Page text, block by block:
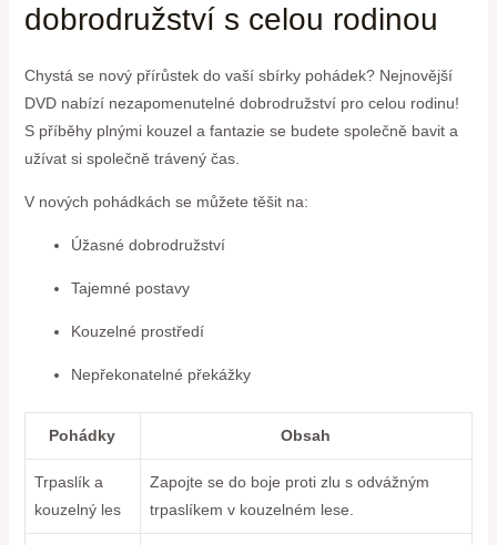
dobrodružství s celou rodinou
Chystá se nový přírůstek do vaší sbírky pohádek? Nejnovější
DVD nabízí nezapomenutelné dobrodružství pro celou rodinu!
S příběhy plnými kouzel a fantazie se budete společně bavit a
užívat si společně trávený čas.
V nových pohádkách se můžete těšit na:
Úžasné dobrodružství
Tajemné postavy
Kouzelné prostředí
Nepřekonatelné překážky
Pohádky Obsah
Trpaslík a
kouzelný les
Zapojte se do boje proti zlu s odvážným
trpaslíkem v kouzelném lese.